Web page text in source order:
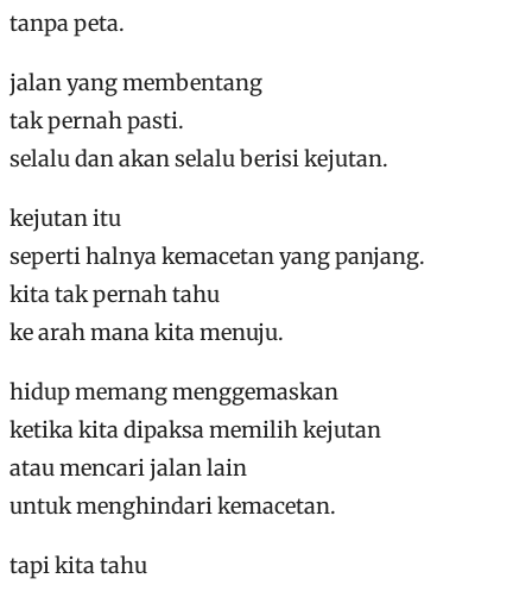
tanpa peta.
jalan yang membentang
tak pernah pasti.
selalu dan akan selalu berisi kejutan.
kejutan itu
seperti halnya kemacetan yang panjang.
kita tak pernah tahu
ke arah mana kita menuju.
hidup memang menggemaskan
ketika kita dipaksa memilih kejutan
atau mencari jalan lain
untuk menghindari kemacetan.
tapi kita tahu